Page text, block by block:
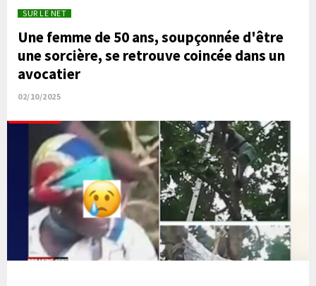
SUR LE NET
Une femme de 50 ans, soupçonnée d'être
une sorcière, se retrouve coincée dans un
avocatier
02/10/2025